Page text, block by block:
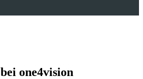
one4vision